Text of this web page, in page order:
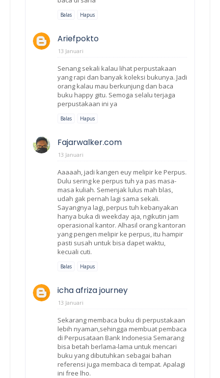
Balas Hapus
Ariefpokto
13 Januari
Senang sekali kalau lihat perpustakaan
yang rapi dan banyak koleksi bukunya. Jadi
orang kalau mau berkunjung dan baca
buku happy gitu. Semoga selalu terjaga
perpustakaan ini ya
Balas Hapus
Fajarwalker.com
13 Januari
Aaaaah, jadi kangen euy melipir ke Perpus.
Dulu sering ke perpus tuh ya pas masa-
masa kuliah. Semenjak lulus mah blas,
udah gak pernah lagi sama sekali.
Sayangnya lagi, perpus tuh kebanyakan
hanya buka di weekday aja, ngikutin jam
operasional kantor. Alhasil orang kantoran
yang pengen melipir ke perpus, itu hampir
pasti susah untuk bisa dapet waktu,
kecuali cuti.
Balas Hapus
icha afriza journey
13 Januari
Sekarang membaca buku di perpustakaan
lebih nyaman,sehingga membuat pembaca
di Perpusataan Bank Indonesia Semarang
bisa betah berlama-lama untuk mencari
buku yang dibutuhkan sebagai bahan
referensi juga membaca di tempat. Apalagi
ini free lho.